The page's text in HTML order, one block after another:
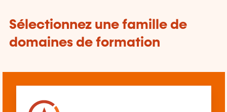
Sélectionnez une famille de
domaines de formation